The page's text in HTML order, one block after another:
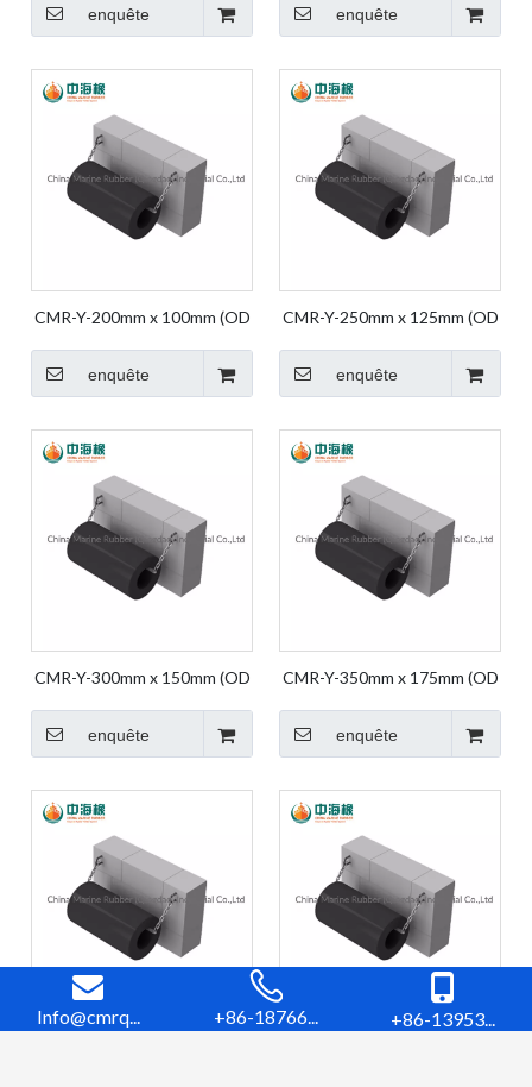
caoutchouc pour garde-boue
en caoutchouc marin
enquête
caoutchouc pour garde-boue
en caoutchouc marin
enquête
CMR-Y-200mm x 100mm (OD
Rubber Bumper Marine
Fender Cylindrique
Caoutchouc
enquête
CMR-Y-250mm x 125mm (OD
Rubber Bumper Marine
Fender Cylindrique
Caoutchouc
enquête
CMR-Y-300mm x 150mm (OD
Rubber Bumper Marine
Fender Cylindrique
Caoutchouc
enquête
CMR-Y-350mm x 175mm (OD
Rubber Bumper Marine
Fender Cylindrique
Caoutchouc
enquête
CMR-Y-400mm x 200mm (OD
CMR-Y-500mm x 250mm (OD
Info@cmrq... +86-18766... +86-13953...